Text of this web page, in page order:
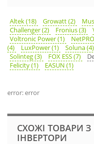
Altek (18) Growatt (2)
Challenger (2)
Fronius (3)
Voltronic Power (1)
(4)
LuxPower (1) Soluna (4)
Solinteg (3)
FOX ESS (7)
Felicity (1)
EASUN (1)
error: error
СХОЖІ ТОВАРИ З
ІНВЕРТОРИ